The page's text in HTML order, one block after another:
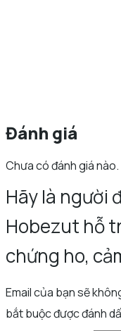
Đánh giá
Chưa có đánh giá nào.
Hãy là người
Hobezut hỗ
chứng ho,
Email của bạn sẽ
bắt buộc được đánh